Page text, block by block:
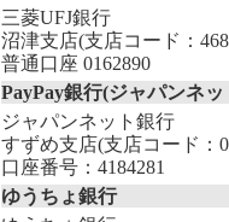
三菱UFJ銀行
沼津支店(支店コード：
普通口座 0162890
PayPay銀行(ジャパンネ
ジャパンネット銀行
すずめ支店(支店コード：
口座番号：4184281
ゆうちょ銀行